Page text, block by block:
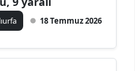
18 Temmuz 2026